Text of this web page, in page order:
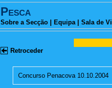
Pesca
Sobre a Secção Equipa| Sala de
Retroceder
Concurso Penacova 10.10.2004